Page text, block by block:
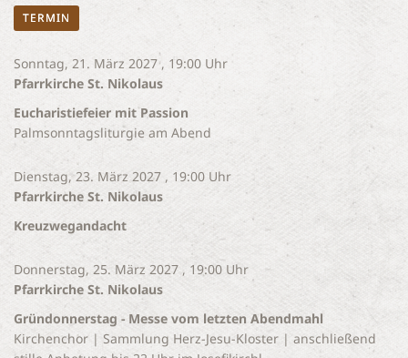
TERMIN
Sonntag, 21. März 2027 , 19:00 Uhr
Pfarrkirche St. Nikolaus
Eucharistiefeier mit Passion
Palmsonntagsliturgie am Abend
Dienstag, 23. März 2027 , 19:00 Uhr
Pfarrkirche St. Nikolaus
Kreuzwegandacht
Donnerstag, 25. März 2027 , 19:00 Uhr
Pfarrkirche St. Nikolaus
Gründonnerstag - Messe vom letzten Abendmahl
Kirchenchor | Sammlung Herz-Jesu-Kloster | anschließend